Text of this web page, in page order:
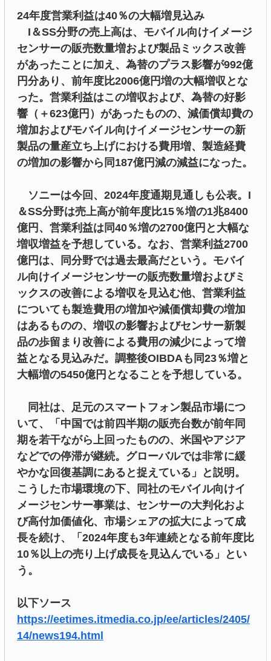
24年度営業利益は40％の大幅増見込み
I＆SS分野の売上高は、モバイル向けイメージ
センサーの販売数量増および製品ミックス改善
があったことに加え、為替のプラス影響が992億
円分あり、前年度比2006億円増の大幅増収とな
った。営業利益はこの増収および、為替の好影
響（＋623億円）があったものの、減価償却費の
増加およびモバイル向けイメージセンサーの新
製品の量産立ち上げにおける費用増、製造経費
の増加の影響から同187億円減の減益になった。
ソニーは今回、2024年度通期見通しも公表。I
＆SS分野は売上高が前年度比15％増の1兆8400
億円、営業利益は同40％増の2700億円と大幅な
増収増益を予想している。なお、営業利益2700
億円は、同分野では過去最高だという。モバイ
ル向けイメージセンサーの販売数量増およびミ
ックスの改善による増収を見込む他、営業利益
についても製造費用の増加や減価償却費の増加
はあるものの、増収の影響およびセンサー新製
品の歩留まり改善による費用の減少によって増
益となる見込みだ。調整後OIBDAも同23％増と
大幅増の5450億円となることを予想している。
同社は、足元のスマートフォン製品市場につ
いて、「中国では前四半期の販売台数が前年同
期を若干ながら上回ったものの、米国やアジア
などでの停滞が継続。グローバルでは非常に緩
やかな回復基調にあると捉えている」と説明。
こうした市場環境の下、同社のモバイル向けイ
メージセンサー事業は、センサーの大判化およ
び高付加価値化、市場シェアの拡大によって成
長を続け、「2024年度も3年連続となる前年度比
10％以上の売り上げ成長を見込んでいる」とい
う。
以下ソース
https://eetimes.itmedia.co.jp/ee/articles/2405/
14/news194.html